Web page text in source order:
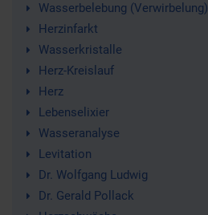
Wasserbelebung (Verwirbelung)
Herzinfarkt
Wasserkristalle
Herz-Kreislauf
Herz
Lebenselixier
Wasseranalyse
Levitation
Dr. Wolfgang Ludwig
Dr. Gerald Pollack